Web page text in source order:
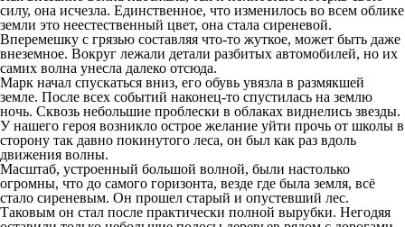
силу, она исчезла. Единственное, что изменилось во всем облике
земли это неестественный цвет, она стала сиреневой.
Вперемешку с грязью составляя что-то жуткое, может быть даже
внеземное. Вокруг лежали детали разбитых автомобилей, но их
самих волна унесла далеко отсюда.
Марк начал спускаться вниз, его обувь увязла в размякшей
земле. После всех событий наконец-то спустилась на землю
ночь. Сквозь небольшие проблески в облаках виднелись звезды.
У нашего героя возникло острое желание уйти прочь от школы в
сторону так давно покинутого леса, он был как раз вдоль
движения волны.
Масштаб, устроенный большой волной, были настолько
огромны, что до самого горизонта, везде где была земля, всё
стало сиреневым. Он прошел старый и опустевший лес.
Таковым он стал после практически полной вырубки. Негодяя